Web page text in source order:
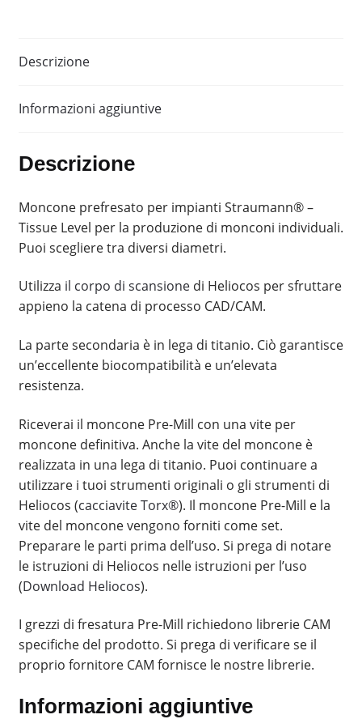
Descrizione
Informazioni aggiuntive
Descrizione
Moncone prefresato per impianti Straumann® –
Tissue Level per la produzione di monconi individuali.
Puoi scegliere tra diversi diametri.
Utilizza il corpo di scansionedi Heliocos per sfruttare
appieno la catena di processo CAD/CAM.
La parte secondaria è in lega di titanio. Ciò garantisce
un’eccellente biocompatibilità e un’elevata
resistenza.
Riceverai il moncone Pre-Mill con una vite per
moncone definitiva. Anche la vite del moncone è
realizzata in una lega di titanio. Puoi continuare a
utilizzare i tuoi strumenti originali o gli strumenti di
Heliocos (cacciavite Torx®). Il moncone Pre-Mill e la
vite del moncone vengono forniti come set.
Preparare le parti prima dell’uso. Si prega di notare
le istruzioni di Heliocos nelle istruzioni per l’uso
(Download Heliocos).
I grezzi di fresatura Pre-Mill richiedono librerie CAM
specifiche del prodotto. Si prega di verificare se il
proprio fornitore CAM fornisce le nostre librerie.
Informazioni aggiuntive